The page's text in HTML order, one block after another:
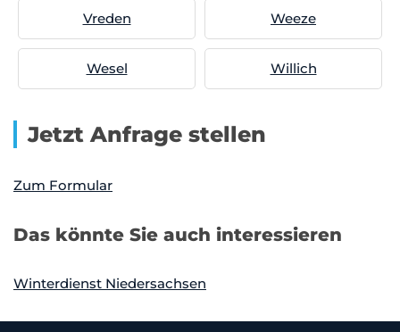
Vreden Weeze
Wesel Willich
Jetzt Anfrage stellen
Zum Formular
Das könnte Sie auch interessieren
Winterdienst Niedersachsen